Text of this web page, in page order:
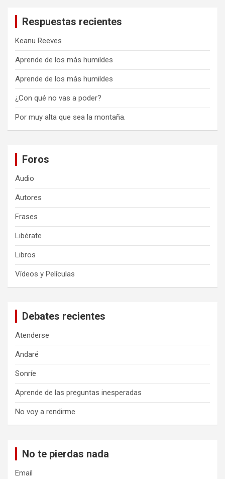
Respuestas recientes
Keanu Reeves
Aprende de los más humildes
Aprende de los más humildes
¿Con qué no vas a poder?
Por muy alta que sea la montaña.
Foros
Audio
Autores
Frases
Libérate
Libros
Vídeos y Películas
Debates recientes
Atenderse
Andaré
Sonríe
Aprende de las preguntas inesperadas
No voy a rendirme
No te pierdas nada
Email